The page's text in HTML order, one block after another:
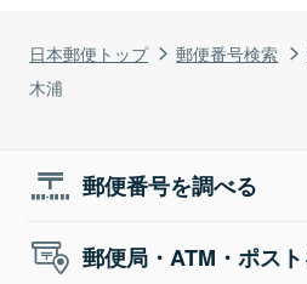
日本郵便トップ 郵便番号検索
木浦
郵便番号を調べる
郵便局・ATM・ポス